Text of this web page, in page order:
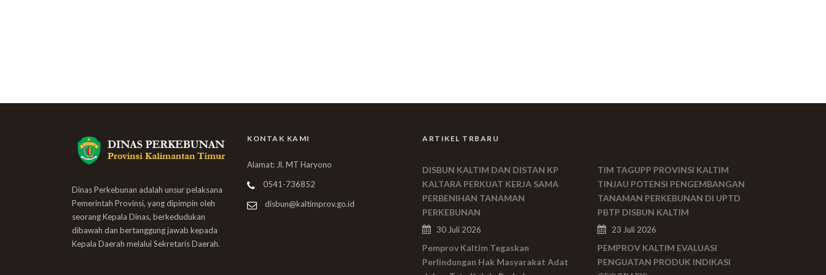
Dinas Perkebunan adalah unsur pelaksana
Pemerintah Provinsi, yang dipimpin oleh
seorang Kepala Dinas, berkedudukan
dibawah dan bertanggung jawab kepada
Kepala Daerah melalui Sekretaris Daerah.
KONTAK KAMI
Alamat: Jl. MT Haryono
0541-736852
disbun@kaltimprov.go.id
ARTIKEL TRBARU
DISBUN KALTIM DAN DISTAN KP
KALTARA PERKUAT KERJA SAMA
PERBENIHAN TANAMAN
PERKEBUNAN
30 Juli 2026
Pemprov Kaltim Tegaskan
Perlindungan Hak Masyarakat Adat
TIM TAGUPP PROVINSI KALTIM
TINJAU POTENSI PENGEMBANGAN
TANAMAN PERKEBUNAN DI UPTD
PBTP DISBUN KALTIM
23 Juli 2026
PEMPROV KALTIM EVALUASI
PENGUATAN PRODUK INDIKASI